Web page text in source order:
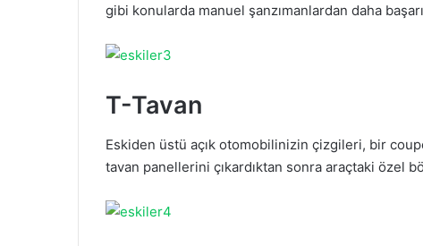
gibi konularda manuel şanzımanlardan daha
T-Tavan
Eskiden üstü açık otomobilinizin çizgileri, bir
tavan panellerini çıkardıktan sonra araçtaki özel